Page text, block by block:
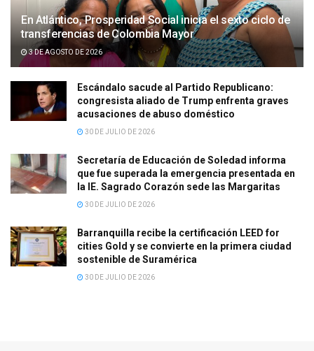
En Atlántico, Prosperidad Social inicia el sexto ciclo de
transferencias de Colombia Mayor
3 DE AGOSTO DE 2026
Escándalo sacude al Partido Republicano:
congresista aliado de Trump enfrenta graves
acusaciones de abuso doméstico
30 DE JULIO DE 2026
Secretaría de Educación de Soledad informa
que fue superada la emergencia presentada en
la IE. Sagrado Corazón sede las Margaritas
30 DE JULIO DE 2026
Barranquilla recibe la certificación LEED for
cities Gold y se convierte en la primera ciudad
sostenible de Suramérica
30 DE JULIO DE 2026